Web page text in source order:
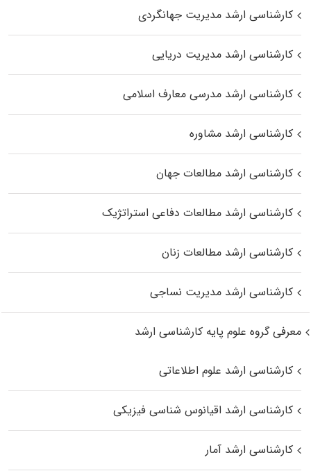
کارشناسی ارشد مدیریت جهانگردی
کارشناسی ارشد مدیریت دریایی
کارشناسی ارشد مدرسی معارف اسلامی
کارشناسی ارشد مشاوره
کارشناسی ارشد مطالعات جهان
کارشناسی ارشد مطالعات دفاعی استراتژیک
کارشناسی ارشد مطالعات زنان
کارشناسی ارشد مدیریت نساجی
معرفی گروه علوم پایه کارشناسی ارشد
کارشناسی ارشد علوم اطلاعاتی
کارشناسی ارشد اقیانوس‌ شناسی فیزیکی
کارشناسی ارشد آمار